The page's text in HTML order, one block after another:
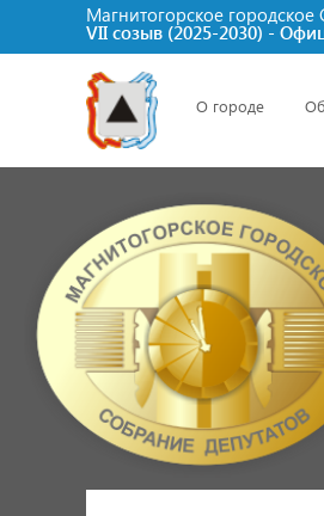
Магнитогорское городское
VII созыв (2025-2030) -
О городе